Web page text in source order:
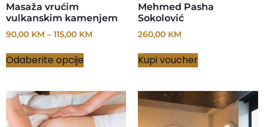
Masaža vrućim
vulkanskim kamenjem
90,00 KM – 115,00 KM
Odaberite opcije
Mehmed Pasha
Sokolović
260,00 KM
Kupi voucher